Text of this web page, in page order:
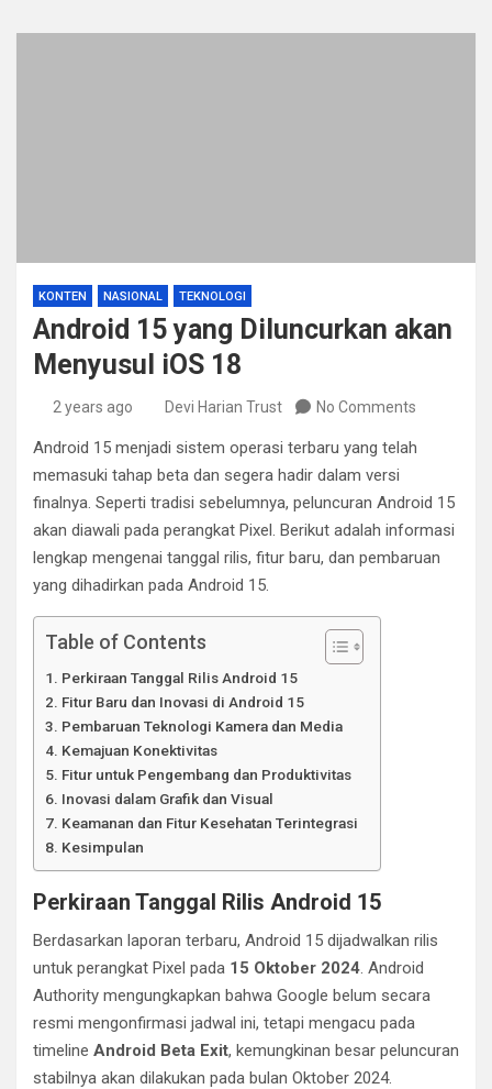
KONTEN NASIONAL TEKNOLOGI
Android 15 yang Diluncurkan akan
Menyusul iOS 18
2 years ago Devi Harian Trust No Comments
Android 15 menjadi sistem operasi terbaru yang telah
memasuki tahap beta dan segera hadir dalam versi
finalnya. Seperti tradisi sebelumnya, peluncuran Android 15
akan diawali pada perangkat Pixel. Berikut adalah informasi
lengkap mengenai tanggal rilis, fitur baru, dan pembaruan
yang dihadirkan pada Android 15.
Table of Contents
Perkiraan Tanggal Rilis Android 15
Fitur Baru dan Inovasi di Android 15
Pembaruan Teknologi Kamera dan Media
Kemajuan Konektivitas
Fitur untuk Pengembang dan Produktivitas
Inovasi dalam Grafik dan Visual
Keamanan dan Fitur Kesehatan Terintegrasi
Kesimpulan
Perkiraan Tanggal Rilis Android 15
Berdasarkan laporan terbaru, Android 15 dijadwalkan rilis
untuk perangkat Pixel pada 15 Oktober 2024. Android
Authority mengungkapkan bahwa Google belum secara
resmi mengonfirmasi jadwal ini, tetapi mengacu pada
timeline Android Beta Exit, kemungkinan besar peluncuran
stabilnya akan dilakukan pada bulan Oktober 2024.